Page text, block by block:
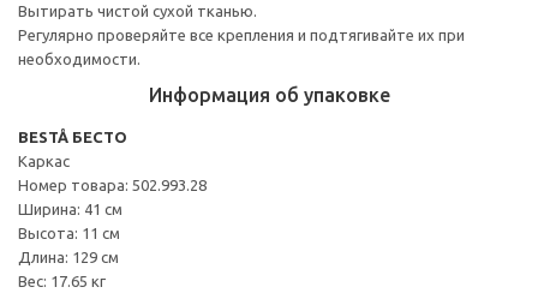
Вытирать чистой сухой тканью.
Регулярно проверяйте все крепления и подтягивайте их при
необходимости.
Информация об упаковке
BESTÅ БЕСТО
Каркас
Номер товара: 502.993.28
Ширина: 41 см
Высота: 11 см
Длина: 129 см
Вес: 17.65 кг